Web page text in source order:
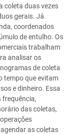
coleta duas vezes
gerais. Já
coordenados
de entulho. Os
trabalham
analisar os
de coleta
tempo que evitam
e dinheiro. Essa
frequência,
das coletas,
as coletas